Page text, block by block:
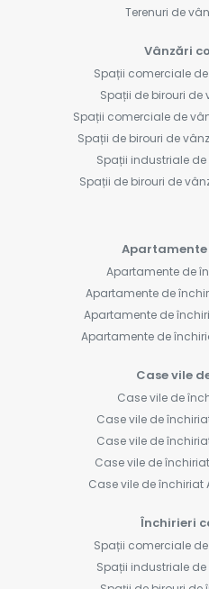
Terenuri de
Vânzări
Spații comerciale
Spații de birouri de
Spații comerciale de
Spații de birouri de
Spații industriale
Spații de birouri de
Apartamente de
Apartamente de
Apartamente de
Apartamente de
Case vile
Case vile de
Case vile de
Case vile de
Case vile de
Case vile de închiriat
Închirieri
Spații comerciale
Spații industriale